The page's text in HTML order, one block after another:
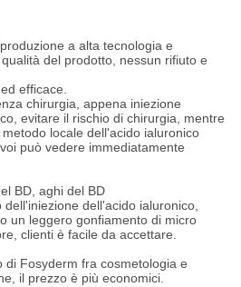
a alta tecnologia e
del prodotto, nessun rifiuto e
efficace.
chirurgia, appena iniezione
evitare il rischio di chirurgia, mentre
locale dell'acido ialuronico
può vedere immediatamente
BD, aghi del BD
dell'acido ialuronico,
un leggero gonfiamento di micro
clienti è facile da accettare.
di Fosyderm fra cosmetologia e
il prezzo è più economici.